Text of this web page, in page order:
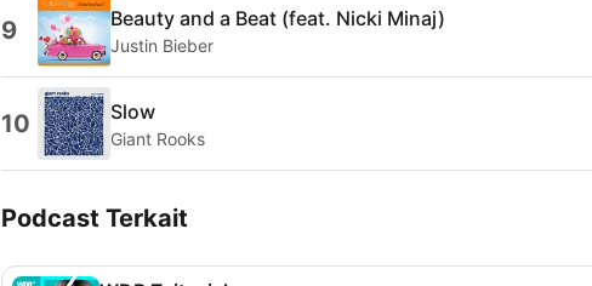
9 Beauty and a Beat (feat. Nicki Minaj)
Justin Bieber
10 Slow
Giant Rooks
Podcast Terkait